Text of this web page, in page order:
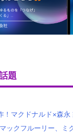
題
！マクドナルド×森永
ックフルーリー、ミ